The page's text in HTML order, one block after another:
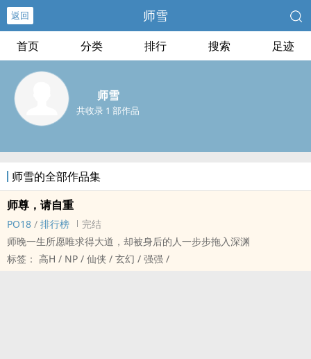
返回 师雪
首页 分类 排行 搜索 足迹
师雪
共收录 1 部作品
师雪的全部作品集
师尊，请自重
PO18 / 排行榜
完结
师晚一生所愿唯求得大道，却被身后的人一步步拖入深渊
标签： ‌‎高‌‍H‎‌‌ / NP / 仙侠 / 玄幻 / 强强 /